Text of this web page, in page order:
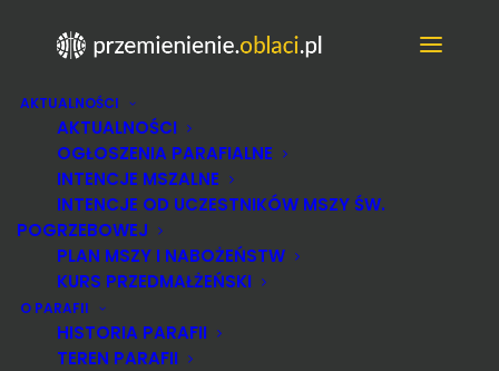
AKTUALNOŚCI
AKTUALNOŚCI
OGŁOSZENIA PARAFIALNE
INTENCJE MSZALNE
INTENCJE OD UCZESTNIKÓW MSZY ŚW.
POGRZEBOWEJ
PLAN MSZY I NABOŻEŃSTW
KURS PRZEDMAŁŻEŃSKI
O PARAFII
HISTORIA PARAFII
TEREN PARAFIIKONTAKT